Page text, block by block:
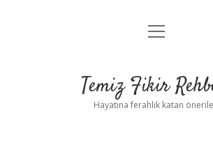
Anasayfa
Yasal Uyarı
menüyü
Temiz Fikir
Hayatına ferahlık katan